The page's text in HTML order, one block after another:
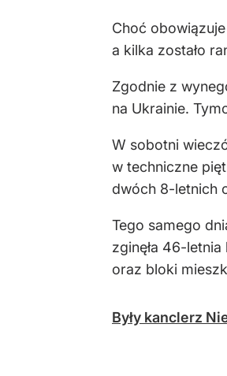
Choć
a kilka zostało
Zgodnie z
na Ukrainie.
W sobotni
w techniczne
dwóch 8-letnich
Tego samego
zginęła 46-
oraz bloki
Były kanclerz